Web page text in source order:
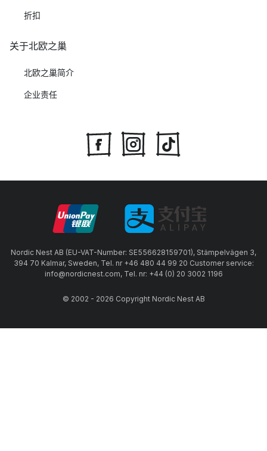
折扣
关于北欧之巢
北欧之巢简介
企业责任
Nordic Nest AB (EU-VAT-Number: SE556628159701), Stämpelvägen 3,
394 70 Kalmar, Sweden, Tel. nr +46 480 44 99 20 Customer service:
info@nordicnest.com, Tel. nr: +44 (0) 20 3002 1196
© 2002 - 2026 Copyright Nordic Nest AB